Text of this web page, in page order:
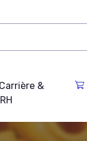
&